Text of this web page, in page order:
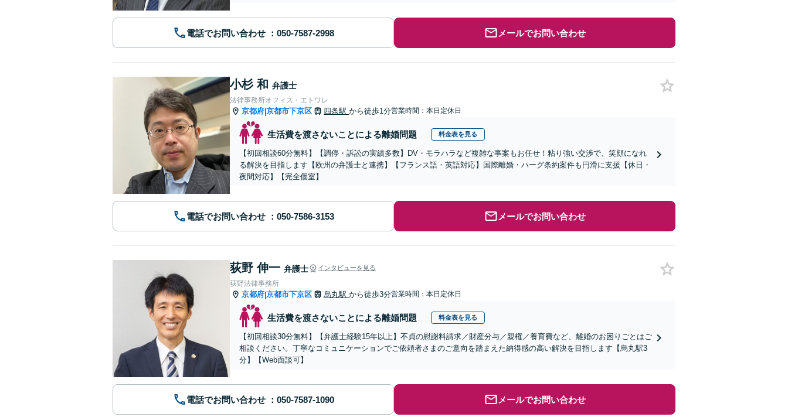
電話でお問い合わせ メールでお問い合わせ
小杉 和 弁護士
法律事務所オフィス・エトワレ
京都府|京都市下京区 四条駅 から徒歩1分営業時間：本日定休日
生活費を渡さないことによる離婚問題 料金表を見る
【初回相談60分無料】【調停・訴訟の実績多数】DV・モラハラなど複雑な事案もお任せ！粘り強い交渉で、笑顔になれ
る解決を目指します【欧州の弁護士と連携】【フランス語・英語対応】国際離婚・ハーグ条約案件も円滑に支援【休日・
夜間対応】【完全個室】
電話でお問い合わせ メールでお問い合わせ
荻野 伸一 弁護士 インタビューを見る
荻野法律事務所
京都府|京都市下京区 烏丸駅 から徒歩3分営業時間：本日定休日
生活費を渡さないことによる離婚問題 料金表を見る
【初回相談30分無料】【弁護士経験15年以上】不貞の慰謝料請求／財産分与／親権／養育費など、離婚のお困りごとはご
相談ください。丁寧なコミュニケーションでご依頼者さまのご意向を踏まえた納得感の高い解決を目指します【烏丸駅3
分】【Web面談可】
電話でお問い合わせ メールでお問い合わせ